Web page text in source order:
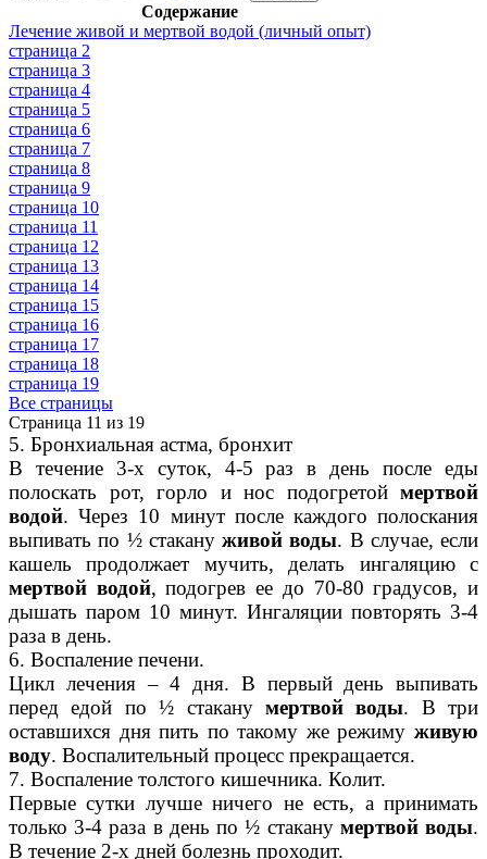
Содержание
Лечение живой и мертвой водой (личный опыт)
страница 2
страница 3
страница 4
страница 5
страница 6
страница 7
страница 8
страница 9
страница 10
страница 11
страница 12
страница 13
страница 14
страница 15
страница 16
страница 17
страница 18
страница 19
Все страницы
Страница 11 из 19
5. Бронхиальная астма, бронхит
В течение 3-х суток, 4-5 раз в день после еды
полоскать рот, горло и нос подогретой мертвой
водой. Через 10 минут после каждого полоскания
выпивать по ½ стакану живой воды. В случае, если
кашель продолжает мучить, делать ингаляцию с
мертвой водой, подогрев ее до 70-80 градусов, и
дышать паром 10 минут. Ингаляции повторять 3-4
раза в день.
6. Воспаление печени.
Цикл лечения – 4 дня. В первый день выпивать
перед едой по ½ стакану мертвой воды. В три
оставшихся дня пить по такому же режиму живую
воду. Воспалительный процесс прекращается.
7. Воспаление толстого кишечника. Колит.
Первые сутки лучше ничего не есть, а принимать
только 3-4 раза в день по ½ стакану мертвой воды.
В течение 2-х дней болезнь проходит.